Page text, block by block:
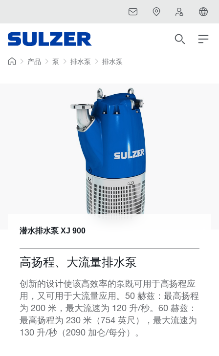
产品 泵 排水泵 排水泵
潜水排水泵 XJ 900
高扬程、大流量排水泵
创新的设计使该高效率的泵既可用于高扬程应
用，又可用于大流量应用。50 赫兹：最高扬程
为 200 米，最大流速为 120 升/秒。60 赫兹：
最高扬程为 230 米（754 英尺），最大流速为
130 升/秒（2090 加仑/每分）。